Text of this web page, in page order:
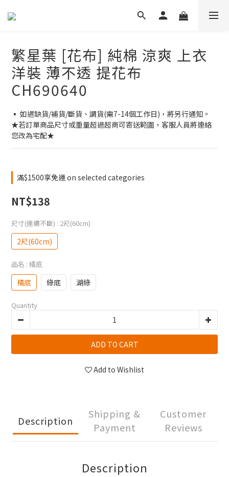
繁星葉 [花布] 純棉 涼爽 上衣
洋裝 薄不透 提花布
CH690640
▪ 如遇缺貨/補貨/斷貨、調貨(需7-14個工作日)，將另行通知。
★若訂單商品尺寸或重量超過超商可寄送範圍，客服人員將連絡
您改為宅配★
滿$1500享免運 on selected categories
NT$138
尺寸(連續不斷) : 2尺(60cm)
2尺(60cm)
品名 : 橘底
橘底 綠底 湖綠
Quantity
ADD TO CART
Add to Wishlist
Description
Shipping &
Payment
Customer
Reviews
Description